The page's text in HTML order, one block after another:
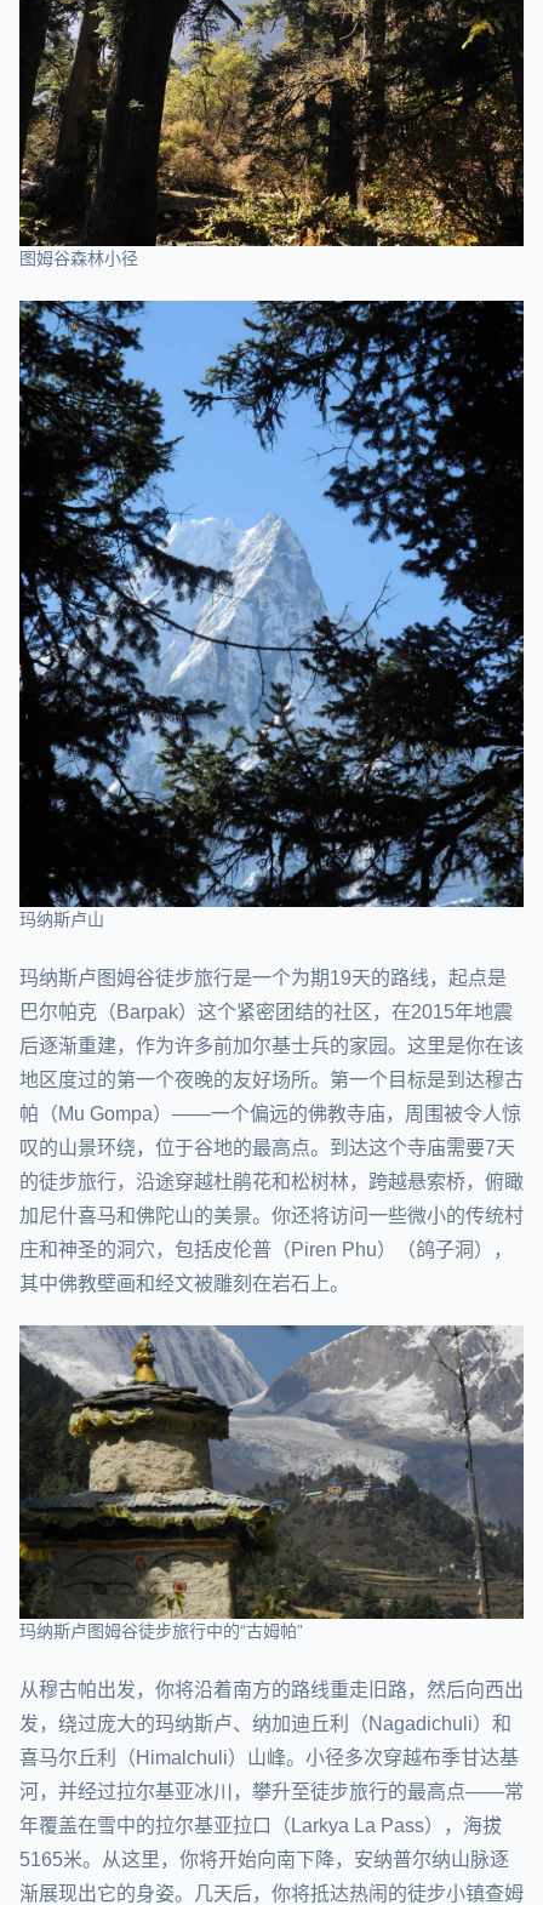
图姆谷森林小径
玛纳斯卢山
玛纳斯卢图姆谷徒步旅行是一个为期19天的路线，起点是
巴尔帕克（Barpak）这个紧密团结的社区，在2015年地震
后逐渐重建，作为许多前加尔基士兵的家园。这里是你在该
地区度过的第一个夜晚的友好场所。第一个目标是到达穆古
帕（Mu Gompa）——一个偏远的佛教寺庙，周围被令人惊
叹的山景环绕，位于谷地的最高点。到达这个寺庙需要7天
的徒步旅行，沿途穿越杜鹃花和松树林，跨越悬索桥，俯瞰
加尼什喜马和佛陀山的美景。你还将访问一些微小的传统村
庄和神圣的洞穴，包括皮伦普（Piren Phu）（鸽子洞），
其中佛教壁画和经文被雕刻在岩石上。
玛纳斯卢图姆谷徒步旅行中的“古姆帕”
从穆古帕出发，你将沿着南方的路线重走旧路，然后向西出
发，绕过庞大的玛纳斯卢、纳加迪丘利（Nagadichuli）和
喜马尔丘利（Himalchuli）山峰。小径多次穿越布季甘达基
河，并经过拉尔基亚冰川，攀升至徒步旅行的最高点——常
年覆盖在雪中的拉尔基亚拉口（Larkya La Pass），海拔
5165米。从这里，你将开始向南下降，安纳普尔纳山脉逐
渐展现出它的身姿。几天后，你将抵达热闹的徒步小镇查姆